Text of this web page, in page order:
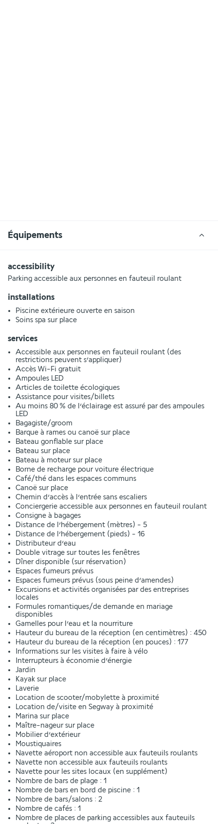
Équipements
accessibility
Parking accessible aux personnes en fauteuil roulant
installations
Piscine extérieure ouverte en saison
Soins spa sur place
services
Accessible aux personnes en fauteuil roulant (des
restrictions peuvent s’appliquer)
Accès Wi-Fi gratuit
Ampoules LED
Articles de toilette écologiques
Assistance pour visites/billets
Au moins 80 % de l’éclairage est assuré par des ampoules
LED
Bagagiste/groom
Barque à rames ou canoë sur place
Bateau gonflable sur place
Bateau sur place
Bateau à moteur sur place
Borne de recharge pour voiture électrique
Café/thé dans les espaces communs
Canoë sur place
Chemin d’accès à l’entrée sans escaliers
Conciergerie accessible aux personnes en fauteuil roulant
Consigne à bagages
Distance de l’hébergement (mètres) - 5
Distance de l’hébergement (pieds) - 16
Distributeur d’eau
Double vitrage sur toutes les fenêtres
Dîner disponible (sur réservation)
Espaces fumeurs prévus
Espaces fumeurs prévus (sous peine d’amendes)
Excursions et activités organisées par des entreprises
locales
Formules romantiques/de demande en mariage
disponibles
Gamelles pour l’eau et la nourriture
Hauteur du bureau de la réception (en centimètres) : 450
Hauteur du bureau de la réception (en pouces) : 177
Informations sur les visites à faire à vélo
Interrupteurs à économie d’énergie
Jardin
Kayak sur place
Laverie
Location de scooter/mobylette à proximité
Location de/visite en Segway à proximité
Marina sur place
Maître-nageur sur place
Mobilier d’extérieur
Moustiquaires
Navette aéroport non accessible aux fauteuils roulants
Navette non accessible aux fauteuils roulants
Navette pour les sites locaux (en supplément)
Nombre de bars de plage : 1
Nombre de bars en bord de piscine : 1
Nombre de bars/salons : 2
Nombre de cafés : 1
Nombre de places de parking accessibles aux fauteuils